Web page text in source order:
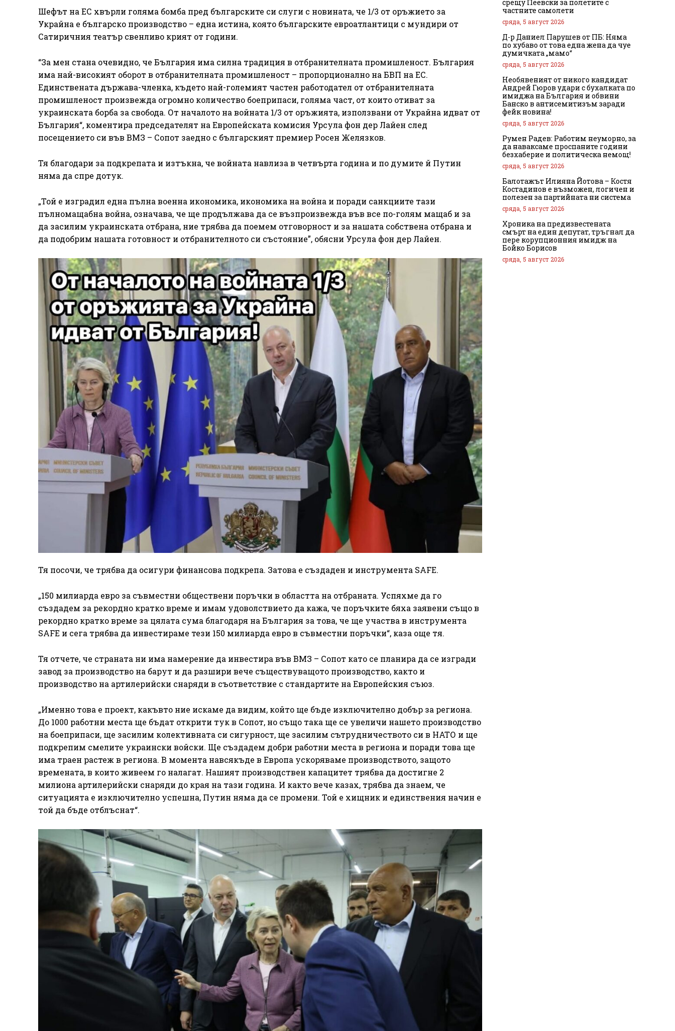
Шефът на ЕС хвърли голяма бомба пред българските си слуги с новината, че 1/3 от оръжието за
Украйна е българско производство – една истина, която българските евроатлантици с мундири от
Сатиричния театър свенливо крият от години.
“За мен стана очевидно, че България има силна традиция в отбранителната промишленост. България
има най-високият оборот в отбранителната промишленост – пропорционално на БВП на ЕС.
Единствената държава-членка, където най-големият частен работодател от отбранителната
промишленост произвежда огромно количество боеприпаси, голяма част, от които отиват за
украинската борба за свобода. От началото на войната 1/3 от оръжията, използвани от Украйна идват от
България“, коментира председателят на Европейската комисия Урсула фон дер Лайен след
посещението си във ВМЗ – Сопот заедно с българският премиер Росен Желязков.
Тя благодари за подкрепата и изтъкна, че войната навлиза в четвърта година и по думите й Путин
няма да спре дотук.
„Той е изградил една пълна военна икономика, икономика на война и поради санкциите тази
пълномащабна война, означава, че ще продължава да се възпроизвежда във все по-голям мащаб и за
да засилим украинската отбрана, ние трябва да поемем отговорност и за нашата собствена отбрана и
да подобрим нашата готовност и отбранителното си състояние”, обясни Урсула фон дер Лайен.
Тя посочи, че трябва да осигури финансова подкрепа. Затова е създаден и инструмента SAFE.
„150 милиарда евро за съвместни обществени поръчки в областта на отбраната. Успяхме да го
създадем за рекордно кратко време и имам удоволствието да кажа, че поръчките бяха заявени също в
рекордно кратко време за цялата сума благодаря на България за това, че ще участва в инструмента
SAFE и сега трябва да инвестираме тези 150 милиарда евро в съвместни поръчки“, каза още тя.
Тя отчете, че страната ни има намерение да инвестира във ВМЗ – Сопот като се планира да се изгради
завод за производство на барут и да разшири вече съществуващото производство, както и
производство на артилерийски снаряди в съответствие с стандартите на Европейския съюз.
„Именно това е проект, какъвто ние искаме да видим, който ще бъде изключително добър за региона.
До 1000 работни места ще бъдат открити тук в Сопот, но също така ще се увеличи нашето производство
на боеприпаси, ще засилим колективната си сигурност, ще засилим сътрудничеството си в НАТО и ще
подкрепим смелите украински войски. Ще създадем добри работни места в региона и поради това ще
има траен растеж в региона. В момента навсякъде в Европа ускоряваме производството, защото
времената, в които живеем го налагат. Нашият производствен капацитет трябва да достигне 2
милиона артилерийски снаряди до края на тази година. И както вече казах, трябва да знаем, че
ситуацията е изключително успешна, Путин няма да се промени. Той е хищник и единствения начин е
той да бъде отблъснат“.
срещу Пеевски за полетите с
частните самолети
сряда, 5 август 2026
Д-р Даниел Парушев от ПБ: Няма
по хубаво от това една жена да чуе
думичката „мамо“
сряда, 5 август 2026
Необявеният от никого кандидат
Андрей Гюров удари с бухалката по
имиджа на България и обвини
Банско в антисемитизъм заради
фейк новина!
сряда, 5 август 2026
Румен Радев: Работим неуморно, за
да наваксаме проспаните години
безхаберие и политическа немощ!
сряда, 5 август 2026
Балотажът Илияна Йотова – Костя
Костадинов е възможен, логичен и
полезен за партийната ни система
сряда, 5 август 2026
Хроника на предизвестената
смърт на един депутат, тръгнал да
пере корупционния имидж на
Бойко Борисов
сряда, 5 август 2026